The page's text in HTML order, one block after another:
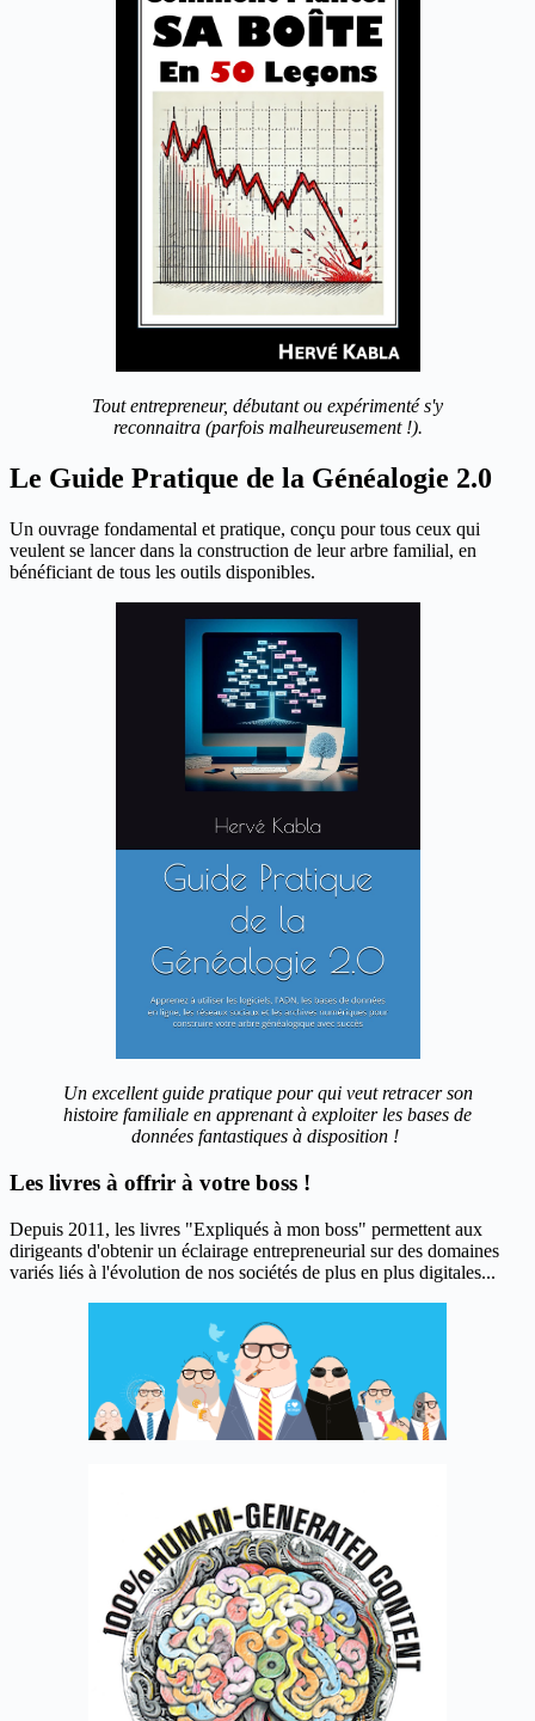
Tout entrepreneur, débutant ou expérimenté s'y
reconnaitra (parfois malheureusement !).
Le Guide Pratique de la Généalogie 2.0
Un ouvrage fondamental et pratique, conçu pour tous ceux qui
veulent se lancer dans la construction de leur arbre familial, en
bénéficiant de tous les outils disponibles.
Un excellent guide pratique pour qui veut retracer son
histoire familiale en apprenant à exploiter les bases de
données fantastiques à disposition !
Les livres à offrir à votre boss !
Depuis 2011, les livres "Expliqués à mon boss" permettent aux
dirigeants d'obtenir un éclairage entrepreneurial sur des domaines
variés liés à l'évolution de nos sociétés de plus en plus digitales...